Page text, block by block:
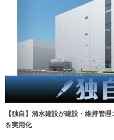
【独自】清水建設が建設・維持管
を実用化